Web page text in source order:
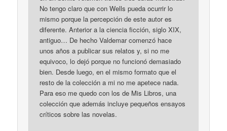
No tengo claro que con Wells pueda ocurrir lo
mismo porque la percepción de este autor es
diferente. Anterior a la ciencia ficción, siglo XIX,
antiguo… De hecho Valdemar comenzó hace
unos años a publicar sus relatos y, si no me
equivoco, lo dejó porque no funcionó demasiado
bien. Desde luego, en el mismo formato que el
resto de la colección a mi no me apetece nada.
Para eso me quedo con los de Mis Libros, una
colección que además incluye pequeños ensayos
críticos sobre las novelas.